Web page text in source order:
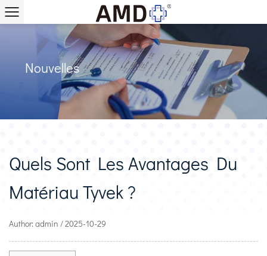
Nouvelles
Quels Sont Les Avantages Du
Matériau Tyvek ?
Author: admin / 2025-10-29